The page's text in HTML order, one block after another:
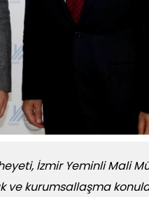
İzmir Yeminli Mali
ve kurumsallaşma